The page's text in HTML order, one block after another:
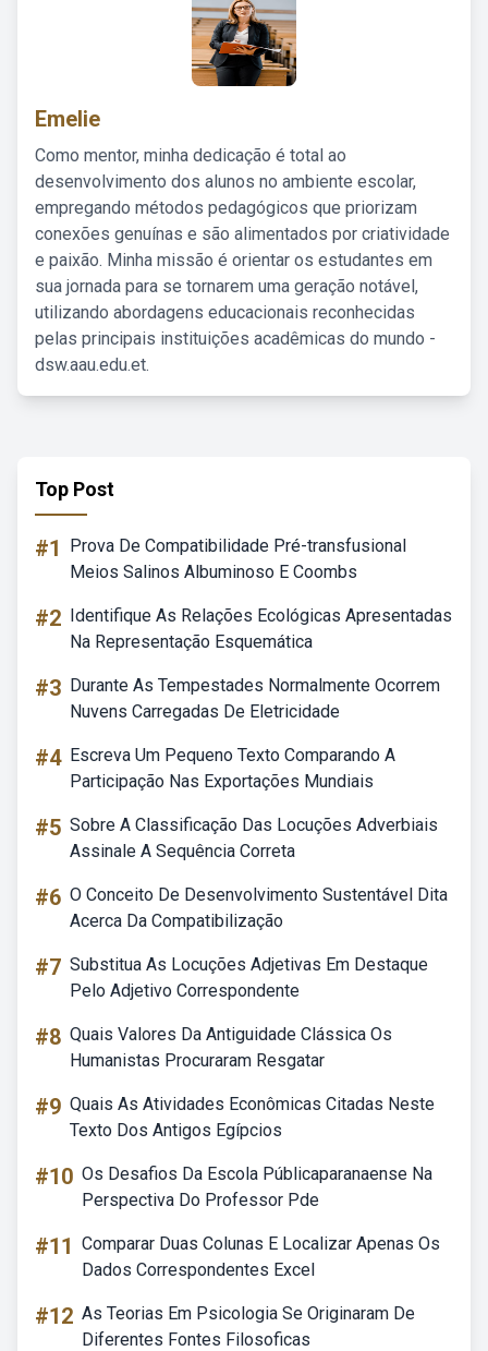
Emelie
Como mentor, minha dedicação é total ao
desenvolvimento dos alunos no ambiente escolar,
empregando métodos pedagógicos que priorizam
conexões genuínas e são alimentados por criatividade
e paixão. Minha missão é orientar os estudantes em
sua jornada para se tornarem uma geração notável,
utilizando abordagens educacionais reconhecidas
pelas principais instituições acadêmicas do mundo -
dsw.aau.edu.et.
Top Post
#1
Prova De Compatibilidade Pré-transfusional
Meios Salinos Albuminoso E Coombs
#2 Identifique As Relações Ecológicas Apresentadas
Na Representação Esquemática
#3 Durante As Tempestades Normalmente Ocorrem
Nuvens Carregadas De Eletricidade
#4 Escreva Um Pequeno Texto Comparando A
Participação Nas Exportações Mundiais
#5 Sobre A Classificação Das Locuções Adverbiais
Assinale A Sequência Correta
#6 O Conceito De Desenvolvimento Sustentável Dita
Acerca Da Compatibilização
#7 Substitua As Locuções Adjetivas Em Destaque
Pelo Adjetivo Correspondente
#8 Quais Valores Da Antiguidade Clássica Os
Humanistas Procuraram Resgatar
#9 Quais As Atividades Econômicas Citadas Neste
Texto Dos Antigos Egípcios
#10 Os Desafios Da Escola Públicaparanaense Na
Perspectiva Do Professor Pde
#11 Comparar Duas Colunas E Localizar Apenas Os
Dados Correspondentes Excel
#12 As Teorias Em Psicologia Se Originaram De
Diferentes Fontes Filosoficas